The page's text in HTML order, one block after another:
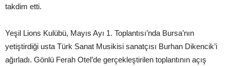
takdim etti.
Yeşil Lions Kulübü, Mayıs Ayı 1. Toplantısı’nda Bursa’nın
yetiştirdiği usta Türk Sanat Musikisi sanatçısı Burhan Dikencik’i
ağırladı. Gönlü Ferah Otel’de gerçekleştirilen toplantının açış